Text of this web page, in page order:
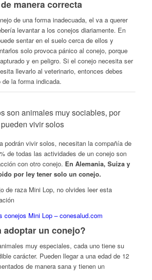
manera correcta
de una forma inadecuada, el va a querer
levantar a los conejos diariamente. En
sentar en el suelo cerca de ellos y
solo provoca pánico al conejo, porque
y en peligro. Si el conejo necesita ser
llevarlo al veterinario, entonces debes
la forma indicada.
son animales muy sociables, por
vivir solos
podrán vivir solos, necesitan la compañía de
de todas las actividades de un conejo son
con otro conejo. En Alemania, Suiza y
por ley tener solo un conejo.
de raza Mini Lop, no olvides leer esta
conejos Mini Lop – conesalud.com
adoptar un conejo?
muy especiales, cada uno tiene su
carácter. Pueden llegar a una edad de 12
de manera sana y tienen un